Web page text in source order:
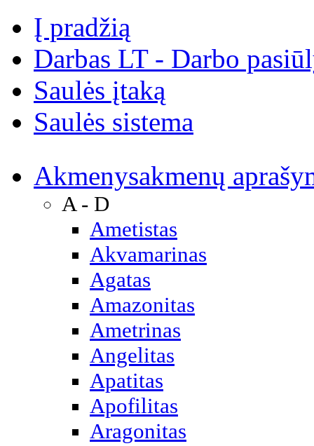
Į pradžią
Darbas LT - Darbo
Saulės įtaką
Saulės sistema
Akmenysakmenų
A - D
Ametistas
Akvamarinas
Agatas
Amazonitas
Ametrinas
Angelitas
Apatitas
Apofilitas
Aragonitas